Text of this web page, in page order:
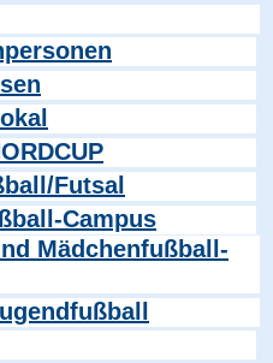
Futsal
Campus
Mädchenfußball-